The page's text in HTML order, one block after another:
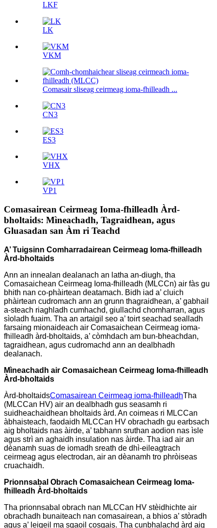
LKF
LK
VKM
Comasair sliseag ceirmeag ioma-fhilleadh ...
CN3
ES3
VHX
VP1
Comasairean Ceirmeag Ioma-fhilleadh Àrd-
bholtaids: Mìneachadh, Tagraidhean, agus
Gluasadan san Àm ri Teachd
A’ Tuigsinn Comharradairean Ceirmeag Ioma-fhilleadh
Àrd-bholtaids
Ann an innealan dealanach an latha an-diugh, tha
Comasaichean Ceirmeag Ioma-fhilleadh (MLCCn) air fàs gu
bhith nan co-phàirtean deatamach. Bidh iad a’ cluich
phàirtean cudromach ann an grunn thagraidhean, a’ gabhail
a-steach riaghladh cumhachd, giullachd chomharran, agus
sìoladh fuaim. Tha an artaigil seo a’ toirt seachad sealladh
farsaing mionaideach air Comasaichean Ceirmeag ioma-
fhilleadh àrd-bholtaids, a’ còmhdach am bun-bheachdan,
tagraidhean, agus cudromachd ann an dealbhadh
dealanach.
Mìneachadh air Comasaichean Ceirmeag Ioma-fhilleadh
Àrd-bholtaids
Àrd-bholtaidsComasairean Ceirmeag ioma-fhilleadhTha
(MLCCan HV) air an dealbhadh gus seasamh ri
suidheachaidhean bholtaids àrd. An coimeas ri MLCCan
àbhaisteach, faodaidh MLCCan HV obrachadh gu earbsach
aig bholtaids nas àirde, a’ tabhann sruthan aodion nas ìsle
agus strì an aghaidh insulation nas àirde. Tha iad air an
dèanamh suas de iomadh sreath de dhì-eileagtrach
ceirmeag agus electrodan, air an dèanamh tro phròiseas
cruachaidh.
Prionnsabal Obrach Comasaichean Ceirmeag Ioma-
fhilleadh Àrd-bholtaids
Tha prionnsabal obrach nan MLCCan HV stèidhichte air
obrachadh bunaiteach nan comasairean, a bhios a’ stòradh
agus a’ leigeil ma sgaoil cosgais. Tha cunbhalachd àrd aig